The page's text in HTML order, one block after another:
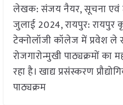
लेखक: संजय नैयर, सूचना एवं
जुलाई 2024, रायपुर: रायपुर
टेक्नोलॉजी कॉलेज में प्रवेश ले
रोजगारोन्मुखी पाठ्यक्रमों का
रहा है। खाद्य प्रसंस्करण
पाठ्यक्रम